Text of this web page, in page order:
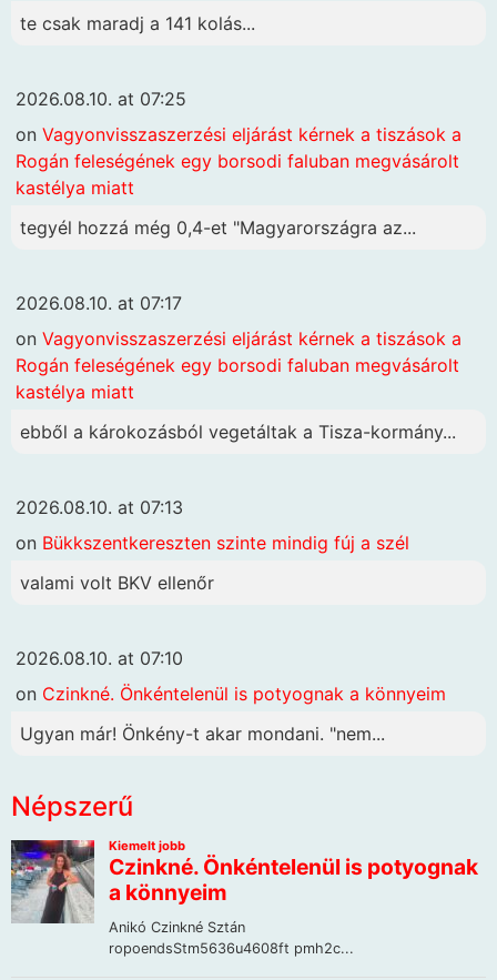
te csak maradj a 141 kolás...
2026.08.10. at 07:25
on Vagyonvisszaszerzési eljárást kérnek a tiszások a
Rogán feleségének egy borsodi faluban megvásárolt
kastélya miatt
tegyél hozzá még 0,4-et "Magyarországra az...
2026.08.10. at 07:17
on Vagyonvisszaszerzési eljárást kérnek a tiszások a
Rogán feleségének egy borsodi faluban megvásárolt
kastélya miatt
ebből a károkozásból vegetáltak a Tisza-kormány...
2026.08.10. at 07:13
on Bükkszentkereszten szinte mindig fúj a szél
valami volt BKV ellenőr
2026.08.10. at 07:10
on Czinkné. Önkéntelenül is potyognak a könnyeim
Ugyan már! Önkény-t akar mondani. "nem...
Népszerű